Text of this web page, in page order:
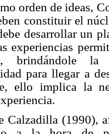
orden de ideas,
constituir el
desarrollar un
experiencias
brindándole
para llegar a
ello implica la
Calzadilla (1990),